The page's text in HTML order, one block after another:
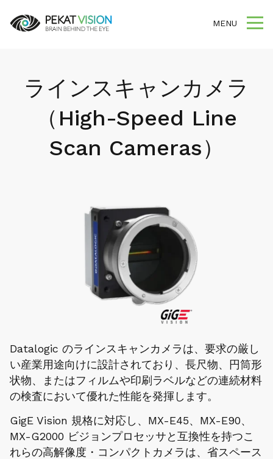
MENU
ラインスキャンカメラ
（High-Speed Line
Scan Cameras）
Datalogic のラインスキャンカメラは、要求の厳し
い産業用途向けに設計されており、長尺物、円筒形
状物、またはフィルムや印刷ラベルなどの連続材料
の検査において優れた性能を発揮します。
GigE Vision 規格に対応し、MX-E45、MX-E90、
MX-G2000 ビジョンプロセッサと互換性を持つこ
れらの高解像度・コンパクトカメラは、省スペース